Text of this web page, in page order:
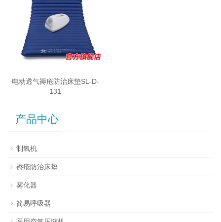
电动透气褥疮防治床垫SL-D-
131
产品中心
制氧机
褥疮防治床垫
雾化器
简易呼吸器